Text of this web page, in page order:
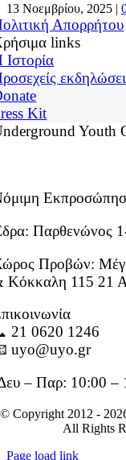
13 Νοεμβρίου, 2025 |
Απορρήτου
links
Ιστορία
Kit
Youth
Παρθενώνος
Προβών:
Κόκκαλη 115 21
21 0620 1246
uyo@uyo.gr
– Παρ: 10:00 –
© Copyright 2012 -
All Rights
Page load link